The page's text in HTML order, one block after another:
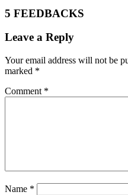
5 FEEDBACKS
Leave a Reply
Your email address will not be
marked *
Comment *
Name *